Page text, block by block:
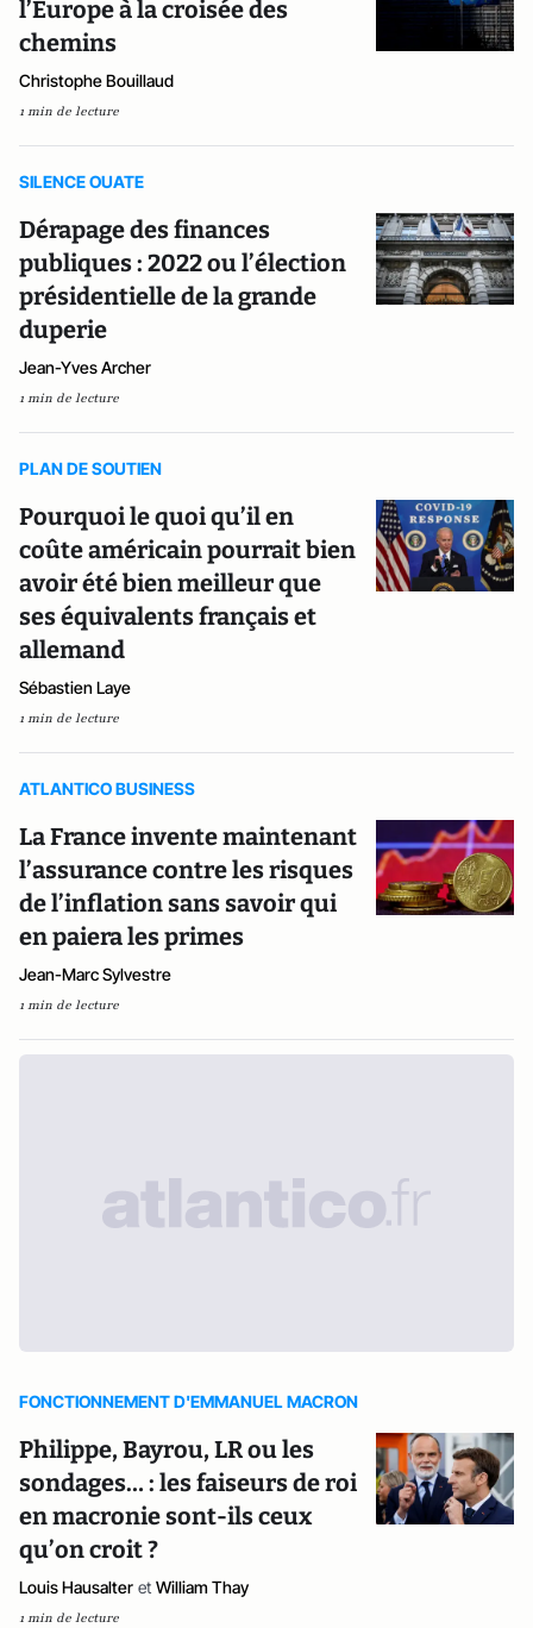
l’Europe à la croisée des
chemins
Christophe Bouillaud
1 min de lecture
SILENCE OUATE
Dérapage des finances
publiques : 2022 ou l’élection
présidentielle de la grande
duperie
Jean-Yves Archer
1 min de lecture
PLAN DE SOUTIEN
Pourquoi le quoi qu’il en
coûte américain pourrait bien
avoir été bien meilleur que
ses équivalents français et
allemand
Sébastien Laye
1 min de lecture
ATLANTICO BUSINESS
La France invente maintenant
l’assurance contre les risques
de l’inflation sans savoir qui
en paiera les primes
Jean-Marc Sylvestre
1 min de lecture
FONCTIONNEMENT D'EMMANUEL MACRON
Philippe, Bayrou, LR ou les
sondages… : les faiseurs de roi
en macronie sont-ils ceux
qu’on croit ?
Louis Hausalter et William Thay
1 min de lecture